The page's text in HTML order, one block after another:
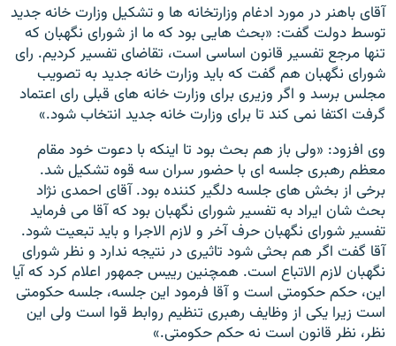
آقای باهنر در مورد ادغام وزارتخانه ها و تشکیل وزارت خانه جدید
توسط دولت گفت: «بحث هایی بود که ما از شورای نگهبان که
تنها مرجع تفسیر قانون اساسی است، تقاضای تفسیر کردیم. رای
شورای نگهبان هم گفت که باید وزارت خانه جدید به تصویب
مجلس برسد و اگر وزیری برای وزارت خانه های قبلی رای اعتماد
گرفت اکتفا نمی کند تا برای وزارت خانه جدید انتخاب شود.»
وی افزود: «ولی باز هم بحث بود تا اینکه با دعوت خود مقام
معظم رهبری جلسه ای با حضور سران سه قوه تشکیل شد.
برخی از بخش های جلسه دلگیر کننده بود. آقای احمدی نژاد
بحث شان ایراد به تفسیر شورای نگهبان بود که آقا می فرماید
تفسیر شورای نگهبان حرف آخر و لازم الاجرا و باید تبعیت شود.
آقا گفت اگر هم بحثی شود تاثیری در نتیجه ندارد و نظر شورای
نگهبان لازم الاتباع است. همچنین رییس جمهور اعلام کرد که آیا
این، حکم حکومتی است و آقا فرمود این جلسه، جلسه حکومتی
است زیرا یکی از وظایف رهبری تنظیم روابط قوا است ولی این
نظر، نظر قانون است نه حکم حکومتی.»